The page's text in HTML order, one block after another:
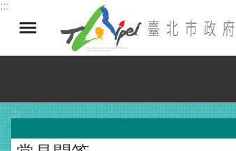
跳到主要內容區塊
:::
:::